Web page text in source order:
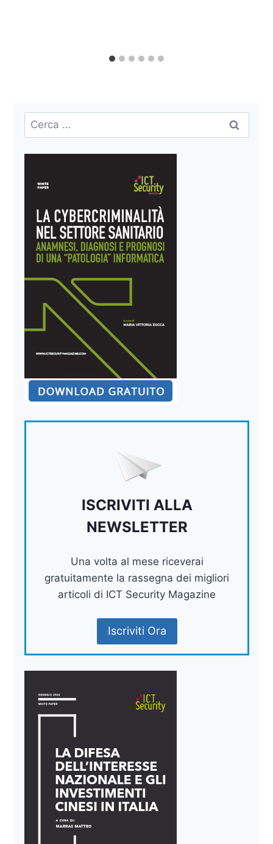
Ricerca
per:
ISCRIVITI ALLA
NEWSLETTER
Una volta al mese riceverai
gratuitamente la rassegna dei migliori
articoli di ICT Security Magazine
Iscriviti Ora